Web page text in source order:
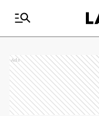
Ads